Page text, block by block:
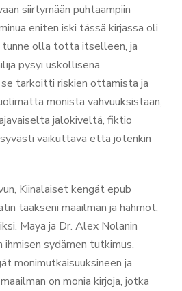
siirtymään puhtaampiin
eniten iski tässä kirjassa oli
tunne olla totta itselleen, ja
pysyi uskollisena
tarkoitti riskien ottamista ja
monista vahvuuksistaan,
jalokiveltä, fiktio
vaikuttava että jotenkin
Kiinalaiset kengät epub
taakseni maailman ja hahmot,
Maya ja Dr. Alex Nolanin
ihmisen sydämen tutkimus,
monimutkaisuuksineen ja
on monia kirjoja, jotka